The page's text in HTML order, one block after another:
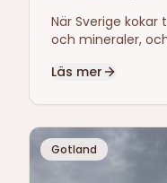
När Sverige
och mineraler,
och oljan som
Läs mer
Gotland